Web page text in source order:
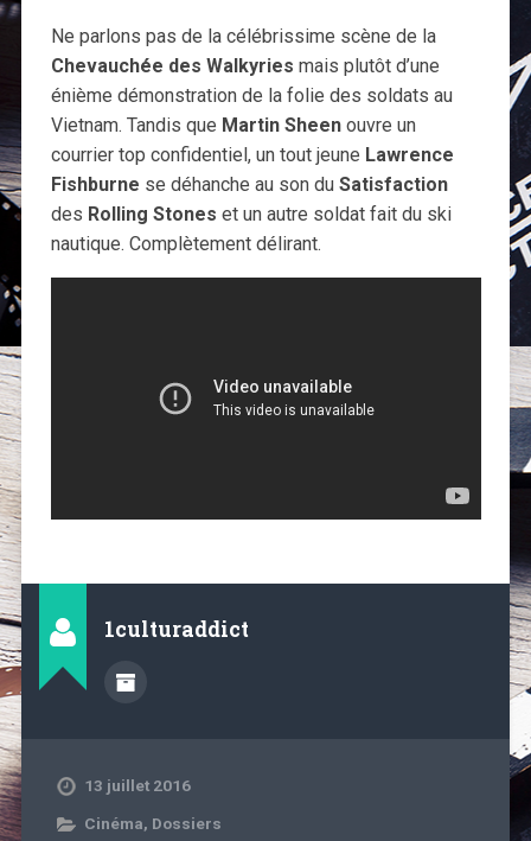
Ne parlons pas de la célébrissime scène de la
Chevauchée des Walkyries mais plutôt d’une
énième démonstration de la folie des soldats au
Vietnam. Tandis que Martin Sheenouvre un
courrier top confidentiel, un tout jeune Lawrence
Fishburne se déhanche au son du Satisfaction
des Rolling Stones et un autre soldat fait du ski
nautique. Complètement délirant.
1culturaddict
13 juillet 2016
Cinéma, Dossiers